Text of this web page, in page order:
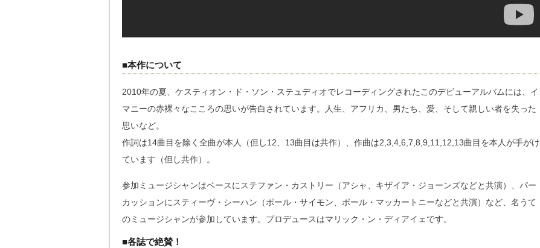
■本作について
2010年の夏、ケスティオン・ド・ソン・ステュディオでレコーディングされたこのデビューアルバムには、イ
マニーの赤裸々なこころの思いが告白されています。人生、アフリカ、男たち、愛、そして親しい者を失った
思いなど。
作詞は14曲目を除く全曲が本人（但し12、13曲目は共作）、作曲は2,3,4,6,7,8,9,11,12,13曲目を本人が手がけ
ています（但し共作）。
参加ミュージシャンはベースにステファン・カストリー（アシャ、キザイア・ジョーンズなどと共演）、パー
カッションにスティーヴ・シーハン（ポール・サイモン、ポール・マッカートニーなどと共演）など、名うて
のミュージシャンが参加しています。プロデュースはマリック・ン・ディアイェです。
■各誌で絶賛！